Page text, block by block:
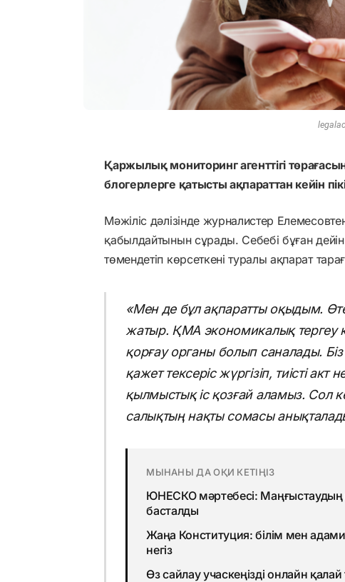
Қаржылық мониторинг агенттігі
блогерлерге қатысты ақпараттан кейін
Мәжіліс дәлізінде журналистер
қабылдайтынын сұрады. Себебі бұған
төмендетіп көрсеткені туралы ақпарат
«Мен де бұл ақпаратты оқыдым.
жатыр. ҚМА экономикалық тергеу
қорғау органы болып саналады. Біз
қажет тексеріс жүргізіп, тиісті
қылмыстық іс қозғай аламыз. Сол
салықтың нақты сомасы
МЫНАНЫ ДА ОҚИ КЕТІҢІЗ
ЮНЕСКО мәртебесі: Маңғыстаудың
басталды
Жаңа Конституция: білім мен
негіз
Өз сайлау учаскеңізді онлайн